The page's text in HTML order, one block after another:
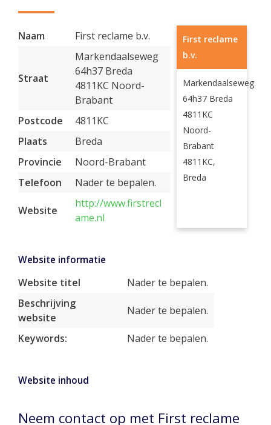
Naam First reclame b.v.
Straat
Markendaalseweg
64h37 Breda
4811KC Noord-
Brabant
Postcode
4811KC
Plaats
Breda
Provincie
Noord-Brabant
Telefoon
Nader te bepalen.
Website
http://www.firstrecl
ame.nl
First reclame
b.v.
Markendaalseweg
64h37 Breda
4811KC
Noord-
Brabant
4811KC,
Breda
Website informatie
Website titel
Nader te bepalen.
Beschrijving
website
Nader te bepalen.
Keywords: Nader te bepalen.
Website inhoud
Neem contact op met First reclame